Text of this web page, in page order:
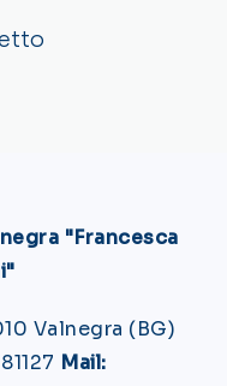
"Francesca
Valnegra (BG)
Mail: